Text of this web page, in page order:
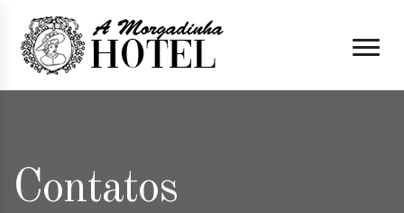
Contatos